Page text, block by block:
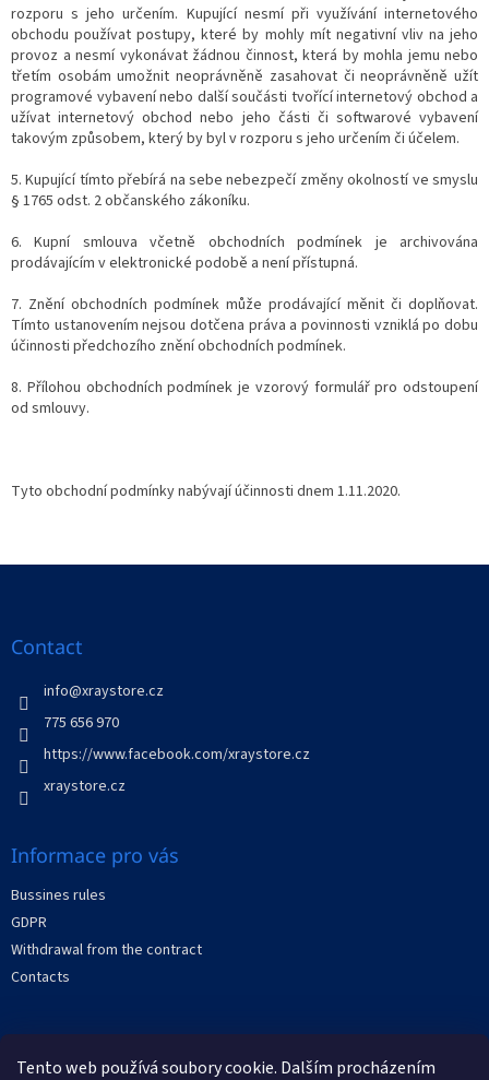
Tento web používá soubory cookie. Dalším procházením
rozporu s jeho určením. Kupující nesmí při využívání internetového
obchodu používat postupy, které by mohly mít negativní vliv na jeho
provoz a nesmí vykonávat žádnou činnost, která by mohla jemu nebo
třetím osobám umožnit neoprávněně zasahovat či neoprávněně užít
programové vybavení nebo další součásti tvořící internetový obchod a
užívat internetový obchod nebo jeho části či softwarové vybavení
takovým způsobem, který by byl v rozporu s jeho určením či účelem.
5. Kupující tímto přebírá na sebe nebezpečí změny okolností ve smyslu
§ 1765 odst. 2 občanského zákoníku.
6. Kupní smlouva včetně obchodních podmínek je archivována
prodávajícím v elektronické podobě a není přístupná.
7. Znění obchodních podmínek může prodávající měnit či doplňovat.
Tímto ustanovením nejsou dotčena práva a povinnosti vzniklá po dobu
účinnosti předchozího znění obchodních podmínek.
8. Přílohou obchodních podmínek je vzorový formulář pro odstoupení
od smlouvy.
Tyto obchodní podmínky nabývají účinnosti dnem 1.11.2020.
Contact
info@xraystore.cz
775 656 970
https://www.facebook.com/xraystore.cz
xraystore.cz
Informace pro vás
Bussines rules
GDPR
Withdrawal from the contract
Contacts
Facebook